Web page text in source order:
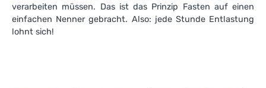
verarbeiten müssen. Das ist das Prinzip Fasten auf einen
einfachen Nenner gebracht. Also: jede Stunde Entlastung
lohnt sich!